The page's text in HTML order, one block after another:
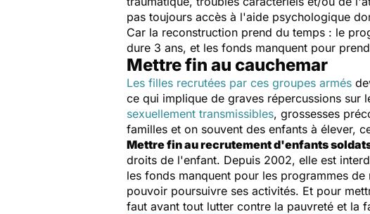
pas toujours accès à l'aide psychologique
Car la reconstruction prend du temps : le
dure 3 ans, et les fonds manquent pour
Mettre fin au cauchemar
Les filles recrutées par ces groupes armés
ce qui implique de graves répercussions sur
sexuellement transmissibles, grossesses
familles et on souvent des enfants à élever,
Mettre fin au recrutement d'enfants
droits de l'enfant. Depuis 2002, elle est
les fonds manquent pour les programmes
pouvoir poursuivre ses activités. Et pour
faut avant tout lutter contre la pauvreté et la